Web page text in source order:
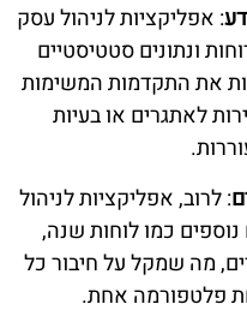
: אפליקציות לניהול עסק
ונתונים סטטיסטיים
את התקדמות המשימות
לאתגרים או בעיות
: לרוב, אפליקציות לניהול
כמו לוחות שנה,
מה שמקל על חיבור כל
פלטפורמה אחת.